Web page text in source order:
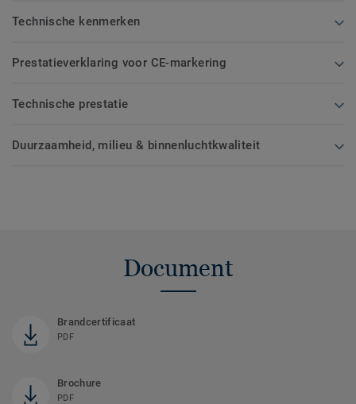
Technische kenmerken
Prestatieverklaring voor CE-markering
Technische prestatie
Duurzaamheid, milieu & binnenluchtkwaliteit
Document
Brandcertificaat
PDF
Brochure
PDF